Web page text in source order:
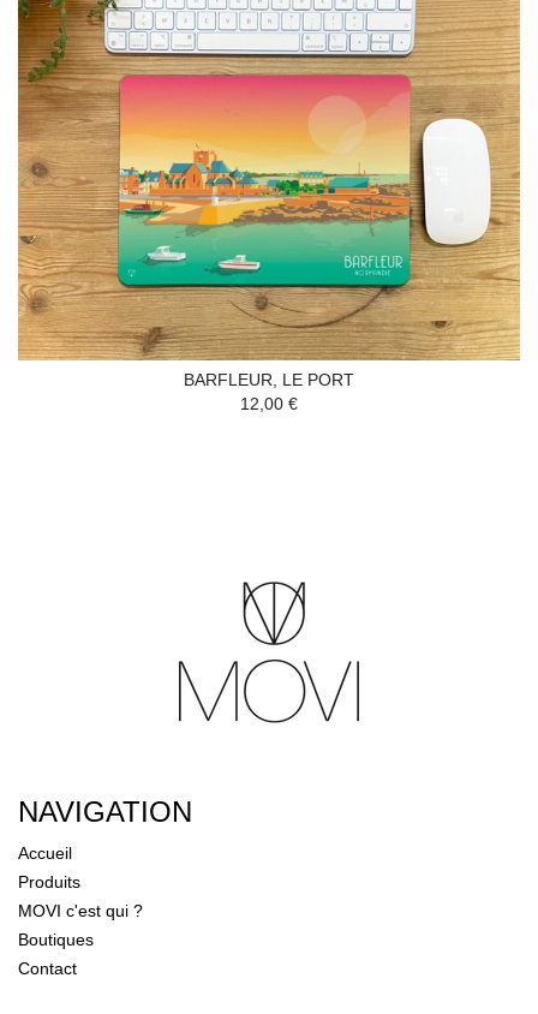
BARFLEUR, LE PORT
12,00 €
NAVIGATION
Accueil
Produits
MOVI c'est qui ?
Boutiques
Contact